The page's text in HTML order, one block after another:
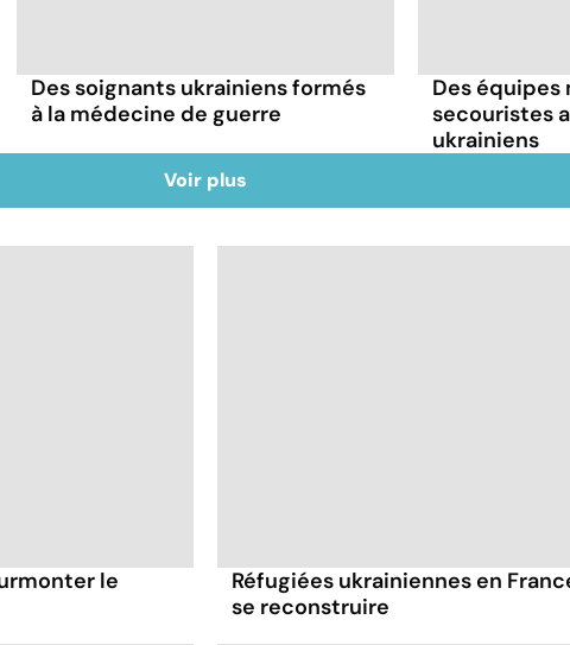
Des soignants ukrainiens formés
à la médecine de guerre
Des équipes
secouristes
ukrainiens
Voir plus
le
Réfugiées ukrainiennes en
se reconstruire